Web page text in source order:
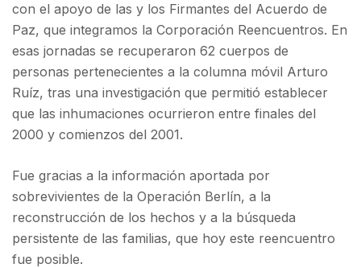
con el apoyo de las y los Firmantes del Acuerdo de
Paz, que integramos la Corporación Reencuentros. En
esas jornadas se recuperaron 62 cuerpos de
personas pertenecientes a la columna móvil Arturo
Ruíz, tras una investigación que permitió establecer
que las inhumaciones ocurrieron entre finales del
2000 y comienzos del 2001.
Fue gracias a la información aportada por
sobrevivientes de la Operación Berlín, a la
reconstrucción de los hechos y a la búsqueda
persistente de las familias, que hoy este reencuentro
fue posible.